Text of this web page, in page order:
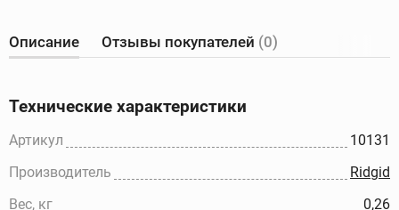
Описание Отзывы покупателей (0)
Технические характеристики
Артикул
10131
Производитель
Ridgid
Вес, кг
0,26